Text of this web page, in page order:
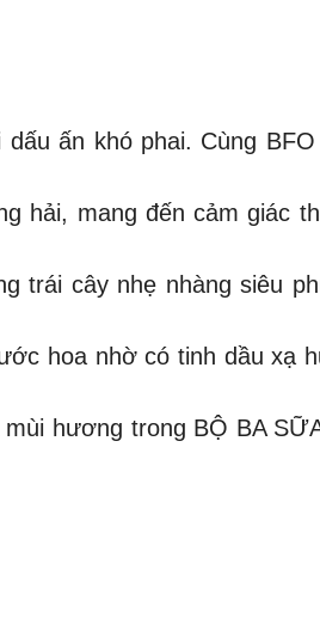
ấn khó phai. Cùng BFO
hải, mang đến cảm giác
trái cây nhẹ nhàng siêu
hoa nhờ có tinh dầu xạ
hương trong BỘ BA